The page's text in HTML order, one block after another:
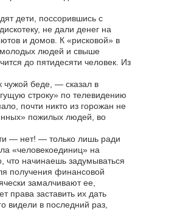
дети, поссорившись с
не дали денег на
и домов. К «рисковой» в
молодых людей и свыше
до пятидесяти человек. Из
чужой беде, — сказал в
строку» по телевидению
почти никто из горожан не
пожилых людей, во
— нет! — только лишь ради
«человекоединиц» на
что начинаешь задумываться
получения финансовой
замалчивают ее,
права заставить их дать
видели в последний раз,